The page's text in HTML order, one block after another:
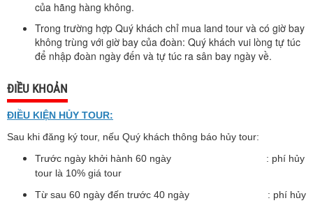
của hãng hàng không.
Trong trường hợp Quý khách chỉ mua land tour và có giờ bay
không trùng với giờ bay của đoàn: Quý khách vui lòng tự túc
để nhập đoàn ngày đến và tự túc ra sân bay ngày về.
ĐIỀU KHOẢN
ĐIỀU KIỆN HỦY TOUR:
Sau khi đăng ký tour, nếu Quý khách thông báo hủy tour:
Trước ngày khởi hành 60 ngày : phí hủy
tour là 10% giá tour
Từ sau 60 ngày đến trước 40 ngày : phí hủy